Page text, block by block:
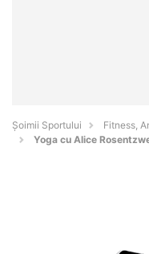
Șoimii Sportului
Fitness,
Yoga cu Alice